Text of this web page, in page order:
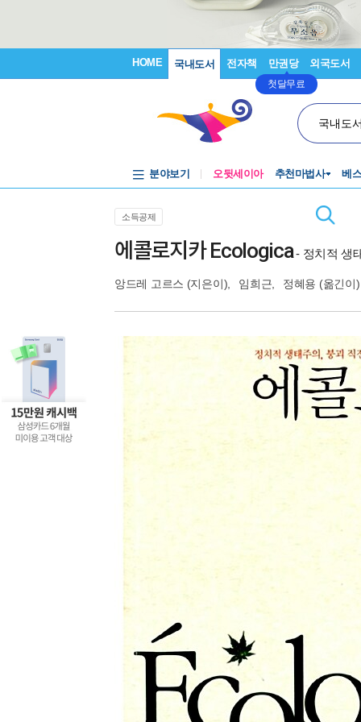
HOME 국내도서 전자책 만권당
첫달무료
외국도서
국내도
분야보기 오뒷세이아 추천마법사 베
소득공제
에콜로지카 Ecologica- 정치적 생
앙드레 고르스 (지은이), 임희근 정혜용 (옮긴이)